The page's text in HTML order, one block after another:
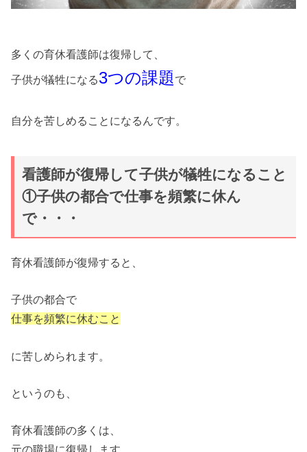
多くの育休看護師は復帰して、
子供が犠牲になる3つの課題で
自分を苦しめることになるんです。
看護師が復帰して子供が犠牲になること
①子供の都合で仕事を頻繁に休ん
で・・・
育休看護師が復帰すると、
子供の都合で
仕事を頻繁に休むこと
に苦しめられます。
というのも、
育休看護師の多くは、